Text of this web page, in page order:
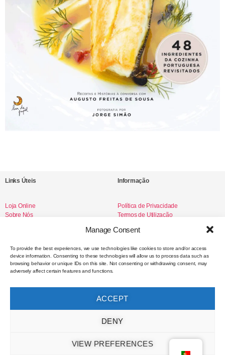
Manage Consent
To provide the best experiences, we use technologies like cookies to store and/or access
device information. Consenting to these technologies will allow us to process data such as
browsing behavior or unique IDs on this site. Not consenting or withdrawing consent, may
adversely affect certain features and functions.
ACCEPT
DENY
VIEW PREFERENCES
Links Úteis
Loja Online
Sobre Nós
Informação
Política de Privacidade
Termos de Utilização
Redes Sociais